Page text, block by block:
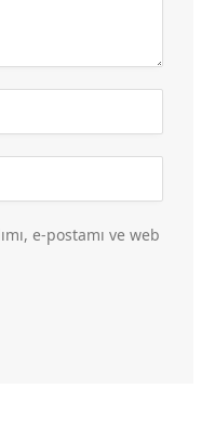
e-postamı ve web